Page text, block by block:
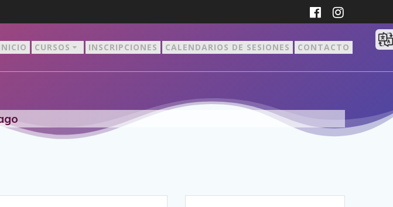
CURSOS INSCRIPCIONES CALENDARIOS DE SESIONES CONTACTO